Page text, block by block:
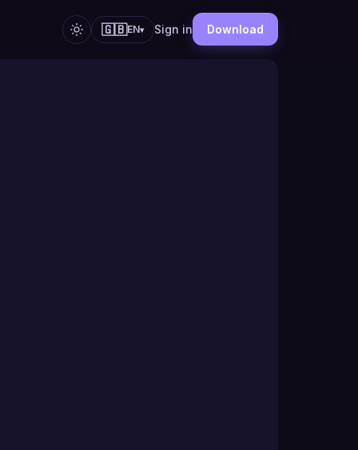
🇬🇧EN▾ Sign in Download